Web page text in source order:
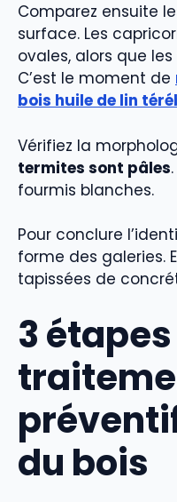
Comparez ensuite
surface. Les
ovales, alors que
C’est le moment de
bois huile de lin
Vérifiez la
termites sont pâles
fourmis blanches.
Pour conclure
forme des galeries.
tapissées de
3
du bois